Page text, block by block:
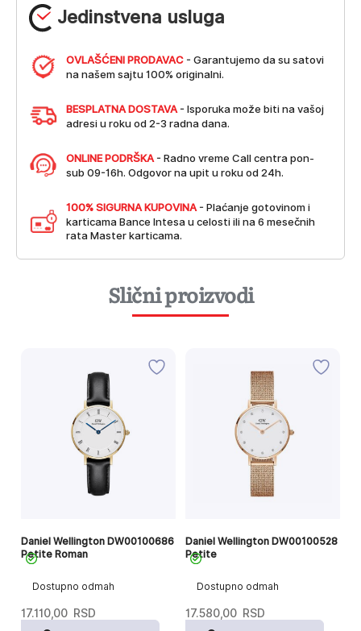
Jedinstvena usluga
OVLAŠĆENI PRODAVAC - Garantujemo da su satovi
na našem sajtu 100% originalni.
BESPLATNA DOSTAVA - Isporuka može biti na vašoj
adresi u roku od 2-3 radna dana.
ONLINE PODRŠKA - Radno vreme Call centra pon-
sub 09-16h. Odgovor na upit u roku od 24h.
100% SIGURNA KUPOVINA - Plaćanje gotovinom i
karticama Bance Intesa u celosti ili na 6 mesečnih
rata Master karticama.
Slični proizvodi
Dostupno odmah
Daniel Wellington DW00100686
Petite Roman
17.110,00 RSD
Dostupno odmah
Daniel Wellington DW00100528
Petite
17.580,00 RSD